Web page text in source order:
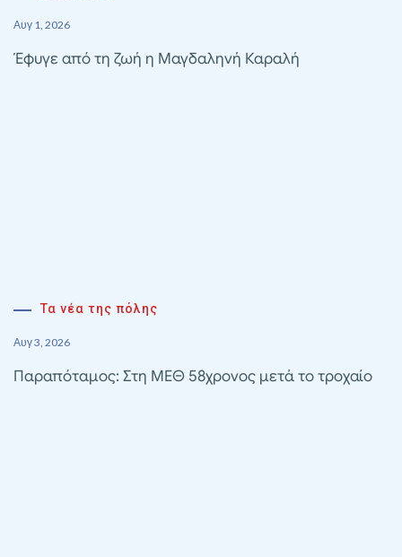
Αυγ 1, 2026
Έφυγε από τη ζωή η Μαγδαληνή Καραλή
Τα νέα της πόλης
Αυγ 3, 2026
Παραπόταμος: Στη ΜΕΘ 58χρονος μετά το τροχαίο